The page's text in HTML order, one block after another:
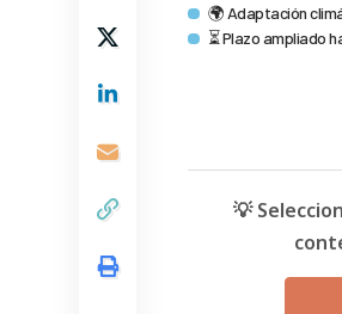
🌍 Adaptación
⏳ Plazo ampliado
💡